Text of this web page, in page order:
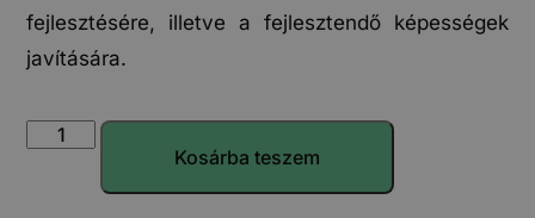
fejlesztésére, illetve a fejlesztendő képességek
javítására.
Kosárba teszem